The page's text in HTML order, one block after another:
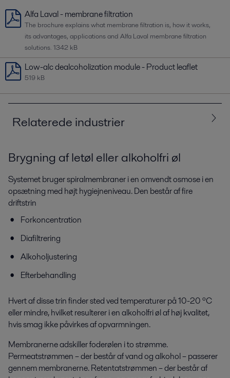
Alfa Laval - membrane filtration
The brochure explains what membrane filtration is, how it works,
its advantages, applications and Alfa Laval membrane filtration
solutions. 1342 kB
Low-alc dealcoholization module - Product leaflet
519 kB
Relaterede industrier
Alle Føde­, mejeri- og drikkevarer
Ønsker du at reducere energi- og vandforbruget samt forbedre hygiejnen
og produktkvaliteten? Alfa Lavals udstyr og løsninger til
drikkevareforarbejdning kan hjælpe dig.
Brygning af letøl eller alkoholfri øl
Systemet bruger spiralmembraner i en omvendt osmose i en
opsætning med højt hygiejneniveau. Den består af fire
driftstrin
Forkoncentration
Diafiltrering
Alkoholjustering
Efterbehandling
Hvert af disse trin finder sted ved temperaturer på 10-20 ºC
eller mindre, hvilket resulterer i en alkoholfri øl af høj kvalitet,
hvis smag ikke påvirkes af opvarmningen.
Membranerne adskiller foderølen i to strømme.
Permeatstrømmen – der består af vand og alkohol – passerer
gennem membranerne. Retentatstrømmen – der består af